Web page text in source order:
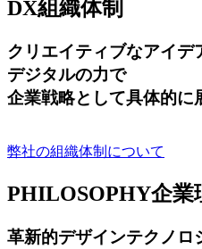
DX組織体制
クリエイティブなアイデ
デジタルの力で
企業戦略として具体的に
弊社の組織体制について
PHILOSOPHY企業
革新的デザインテクノロ